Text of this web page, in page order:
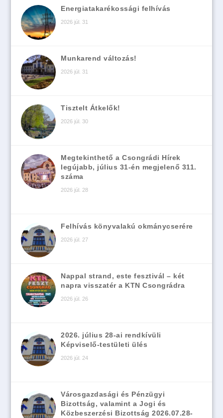
Energiatakarékossági felhívás
2026 júl. 31
Munkarend változás!
2026 júl. 31
Tisztelt Átkelők!
2026 júl. 30
Megtekinthető a Csongrádi Hírek
legújabb, július 31-én megjelenő 311.
száma
2026 júl. 28
Felhívás könyvalakú okmánycserére
2026 júl. 27
Nappal strand, este fesztivál – két
napra visszatér a KTN Csongrádra
2026 júl. 26
2026. július 28-ai rendkívüli
Képviselő-testületi ülés
2026 júl. 24
Városgazdasági és Pénzügyi
Bizottság, valamint a Jogi és
Közbeszerzési Bizottság 2026.07.28-